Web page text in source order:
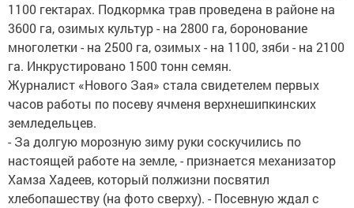
1100 гектарах. Подкормка трав проведена в районе на
3600 га, озимых культур - на 2800 га, боронование
многолетки - на 2500 га, озимых - на 1100, зяби - на 2100
га. Инкрустировано 1500 тонн семян.
Журналист «Нового Зая» стала свидетелем первых
часов работы по посеву ячменя верхнешипкинских
земледельцев.
- За долгую морозную зиму руки соскучились по
настоящей работе на земле, - признается механизатор
Хамза Хадеев, который полжизни посвятил
хлебопашеству (на фото сверху). - Посевную ждал с